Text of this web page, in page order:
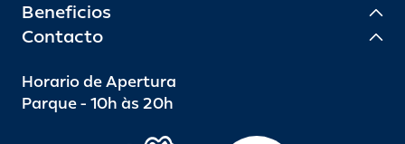
Beneficios
Contacto
Horario de Apertura
Parque - 10h às 20h